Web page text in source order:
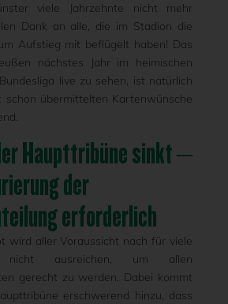
viele Jahrzehnte nicht mehr
Dank an alle, die im Stadion die
Aufstieg mit beflügelt haben! Das
nächstes Jahr im heimischen
live zu sehen, ist natürlich
schon übermittelten Kartenwünsche
Haupttribüne sinkt –
der
erforderlich
wird aller Voraussicht nach für viele
ausreichen, um allen
gerecht zu werden. Dabei kommt
erschwerend hinzu, dass